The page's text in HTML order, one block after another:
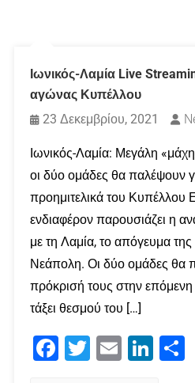
Ιωνικός-Λαμία Live
αγώνας Κυπέλλου
23 Δεκεμβρίου, 2021
Iωνικός-Λαμία: Μεγάλη
οι δύο ομάδες θα παλέψουν
προημιτελικά του
ενδιαφέρον παρουσιάζει η
με τη Λαμία, το απόγευμα
Νεάπολη. Οι δύο ομάδες θα
πρόκρισή τους στην
τάξει θεσμού του […]
Facebook
Twitter Email LinkedIn